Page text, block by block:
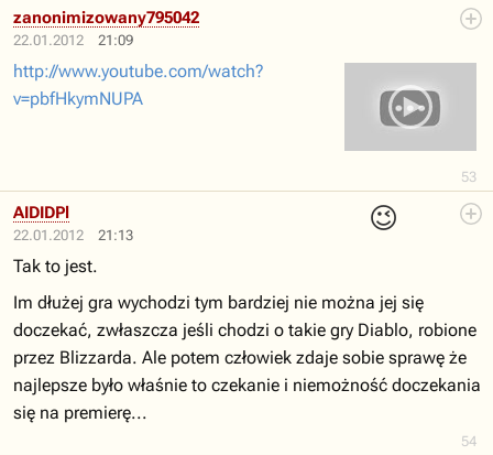
22.01.2012 21:09
53
zanonimizowany795042
http://www.youtube.com/watch?
v=pbfHkymNUPA
22.01.2012 21:13
😉
54
AIDIDPl
Tak to jest.
Im dłużej gra wychodzi tym bardziej nie można jej się
doczekać, zwłaszcza jeśli chodzi o takie gry Diablo, robione
przez Blizzarda. Ale potem człowiek zdaje sobie sprawę że
najlepsze było właśnie to czekanie i niemożność doczekania
się na premierę...